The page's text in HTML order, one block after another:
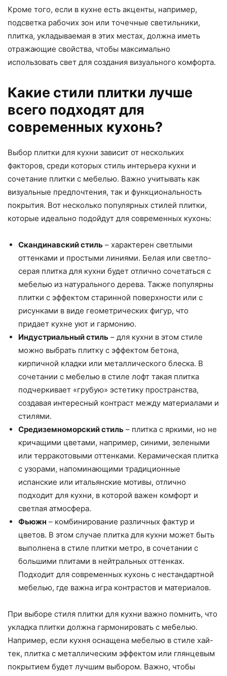
Кроме того, если в кухне есть акценты, например,
подсветка рабочих зон или точечные светильники,
плитка, укладываемая в этих местах, должна иметь
отражающие свойства, чтобы максимально
использовать свет для создания визуального комфорта.
Какие стили плитки лучше
всего подходят для
современных кухонь?
Выбор плитки для кухни зависит от нескольких
факторов, среди которых стиль интерьера кухни и
сочетание плитки с мебелью. Важно учитывать как
визуальные предпочтения, так и функциональность
покрытия. Вот несколько популярных стилей плитки,
которые идеально подойдут для современных кухонь:
Скандинавский стиль – характерен светлыми
оттенками и простыми линиями. Белая или светло-
серая плитка для кухни будет отлично сочетаться с
мебелью из натурального дерева. Также популярны
плитки с эффектом старинной поверхности или с
рисунками в виде геометрических фигур, что
придает кухне уют и гармонию.
Индустриальный стиль – для кухни в этом стиле
можно выбрать плитку с эффектом бетона,
кирпичной кладки или металлического блеска. В
сочетании с мебелью в стиле лофт такая плитка
подчеркивает «грубую» эстетику пространства,
создавая интересный контраст между материалами и
стилями.
Средиземноморский стиль – плитка с яркими, но не
кричащими цветами, например, синими, зелеными
или терракотовыми оттенками. Керамическая плитка
с узорами, напоминающими традиционные
испанские или итальянские мотивы, отлично
подходит для кухни, в которой важен комфорт и
светлая атмосфера.
Фьюжн – комбинирование различных фактур и
цветов. В этом случае плитка для кухни может быть
выполнена в стиле плитки метро, в сочетании с
большими плитами в нейтральных оттенках.
Подходит для современных кухонь с нестандартной
мебелью, где важна игра контрастов и материалов.
При выборе стиля плитки для кухни важно помнить, что
укладка плитки должна гармонировать с мебелью.
Например, если кухня оснащена мебелью в стиле хай-
тек, плитка с металлическим эффектом или глянцевым
покрытием будет лучшим выбором. Важно, чтобы